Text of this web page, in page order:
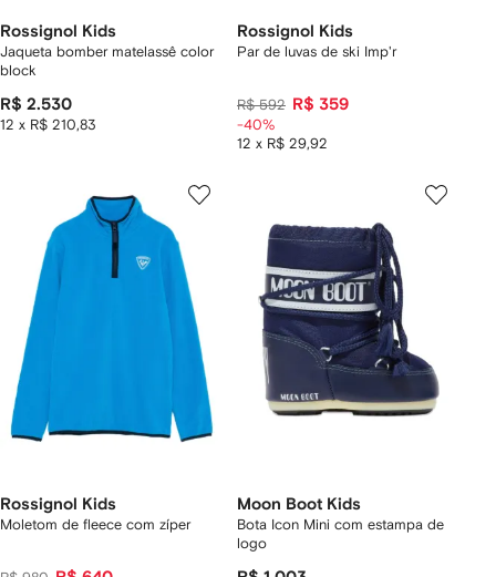
Rossignol Kids
Jaqueta bomber matelassê color
block
R$ 2.530
12 x R$ 210,83
Rossignol Kids
Par de luvas de ski Imp'r
R$ 592 R$ 359
12 x R$ 29,92
-40%
Rossignol Kids
Moletom de fleece com zíper
Moon Boot Kids
Bota Icon Mini com estampa de
logo